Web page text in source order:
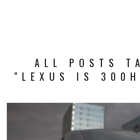
ALL POSTS
"LEXUS IS 300H